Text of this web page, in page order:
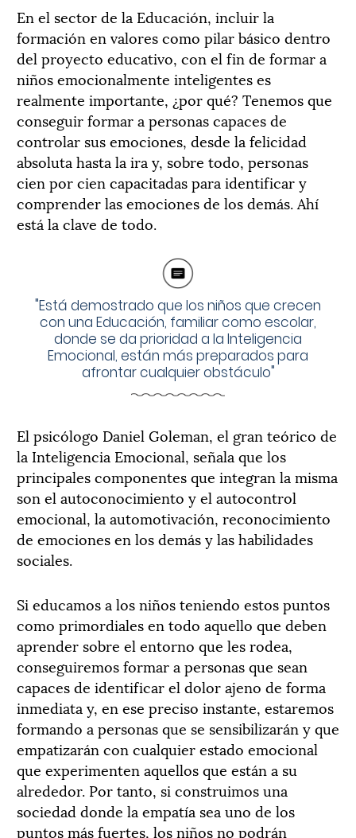
En el sector de la Educación, incluir la
formación en valores como pilar básico dentro
del proyecto educativo, con el fin de formar a
niños emocionalmente inteligentes es
realmente importante, ¿por qué? Tenemos que
conseguir formar a personas capaces de
controlar sus emociones, desde la felicidad
absoluta hasta la ira y, sobre todo, personas
cien por cien capacitadas para identificar y
comprender las emociones de los demás. Ahí
está la clave de todo.
"Está demostrado que los niños que crecen
con una Educación, familiar como escolar,
donde se da prioridad a la Inteligencia
Emocional, están más preparados para
afrontar cualquier obstáculo"
El psicólogo Daniel Goleman, el gran teórico de
la Inteligencia Emocional, señala que los
principales componentes que integran la misma
son el autoconocimiento y el autocontrol
emocional, la automotivación, reconocimiento
de emociones en los demás y las habilidades
sociales.
Si educamos a los niños teniendo estos puntos
como primordiales en todo aquello que deben
aprender sobre el entorno que les rodea,
conseguiremos formar a personas que sean
capaces de identificar el dolor ajeno de forma
inmediata y, en ese preciso instante, estaremos
formando a personas que se sensibilizarán y que
empatizarán con cualquier estado emocional
que experimenten aquellos que están a su
alrededor. Por tanto, si construimos una
sociedad donde la empatía sea uno de los
puntos más fuertes, los niños no podrán